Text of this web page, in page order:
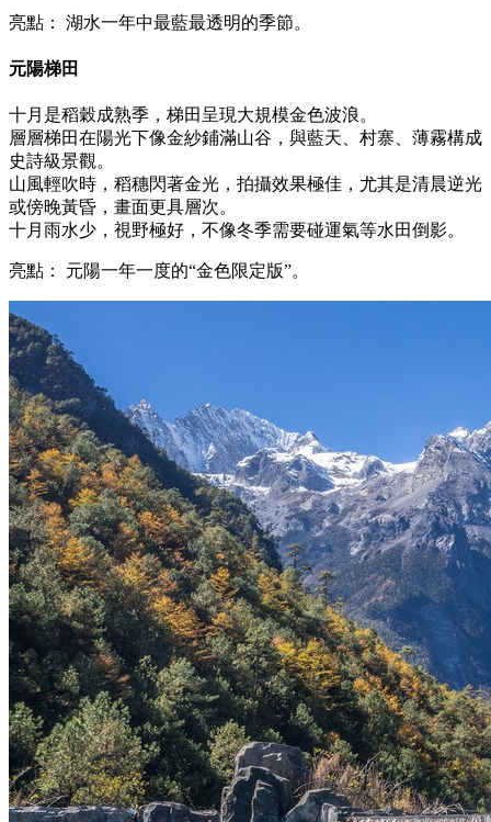
亮點： 湖水一年中最藍最透明的季節。
元陽梯田
十月是稻穀成熟季，梯田呈現大規模金色波浪。
層層梯田在陽光下像金紗鋪滿山谷，與藍天、村寨、薄霧構成
史詩級景觀。
山風輕吹時，稻穗閃著金光，拍攝效果極佳，尤其是清晨逆光
或傍晚黃昏，畫面更具層次。
十月雨水少，視野極好，不像冬季需要碰運氣等水田倒影。
亮點： 元陽一年一度的“金色限定版”。